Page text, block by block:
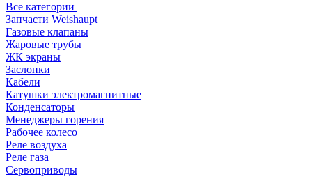
Все категории
Запчасти Weishaupt
Газовые клапаны
Жаровые трубы
ЖК экраны
Заслонки
Кабели
Катушки электромагнитные
Конденсаторы
Менеджеры горения
Рабочее колесо
Реле воздухa
Реле газа
Сервоприводы